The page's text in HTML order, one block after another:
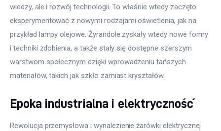
wiedzy, ale i rozwój technologii. To właśnie wtedy zaczęto
eksperymentować z nowymi rodzajami oświetlenia, jak na
przykład lampy olejowe. Żyrandole zyskały wtedy nowe formy
i techniki zdobienia, a także stały się dostępne szerszym
warstwom społecznym dzięki wprowadzeniu tańszych
materiałów, takich jak szkło zamiast kryształów.
Epoka industrialna i elektryczność
Rewolucja przemysłowa i wynalezienie żarówki elektrycznej